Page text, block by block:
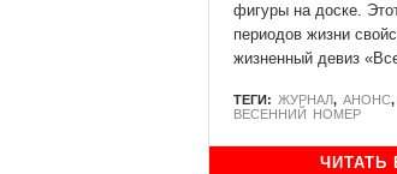
фигуры на доске.
периодов жизни
жизненный девиз
ТЕГИ: ЖУРНАЛ, АНОНС,
ВЕСЕННИЙ НОМЕР
ЧИТАТЬ